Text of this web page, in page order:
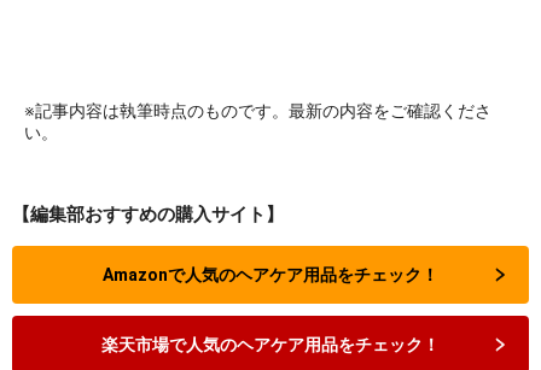
※記事内容は執筆時点のものです。最新の内容をご確認くださ
い。
【編集部おすすめの購入サイト】
Amazonで人気のヘアケア用品をチェック！
楽天市場で人気のヘアケア用品をチェック！